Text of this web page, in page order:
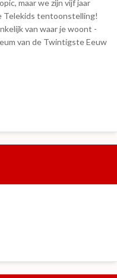
maar we zijn vijf jaar
Telekids tentoonstelling!
van waar je woont -
van de Twintigste Eeuw